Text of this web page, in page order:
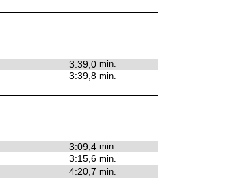
3:39,0 min.
3:39,8 min.
3:09,4 min.
3:15,6 min.
4:20,7 min.